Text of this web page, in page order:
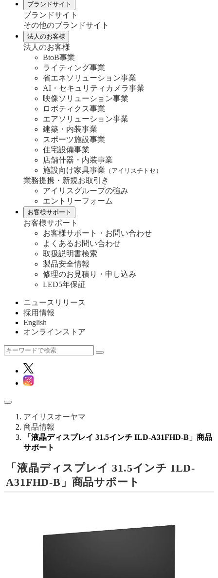
ブランドサイト
ブランドサイト
その他のブランドサイト
法人のお客様
法人のお客様
BtoB事業
ライティング事業
省エネソリューション事業
AI・セキュリティカメラ事業
映像ソリューション事業
ロボティクス事業
エアソリューション事業
建築・内装事業
スポーツ施設事業
住宅設備事業
店舗什器・内装事業
施設向け家具事業 （アイリスチトセ）
業務提携・新規お取引き
アイリスグループの強み
エントリーフォーム
お客様サポート
お客様サポート
お客様サポート・お問い合わせ
よくあるお問い合わせ
取扱説明書検索
製品安全情報
修理のお見積り・申し込み
LED5年保証
ニュースリリース
採用情報
English
オンラインストア
アイリスオーヤマ
商品情報
「液晶ディスプレイ 31.5インチ ILD-A31FHD-B」商品
サポート
「液晶ディスプレイ 31.5インチ ILD-
A31FHD-B」商品サポート